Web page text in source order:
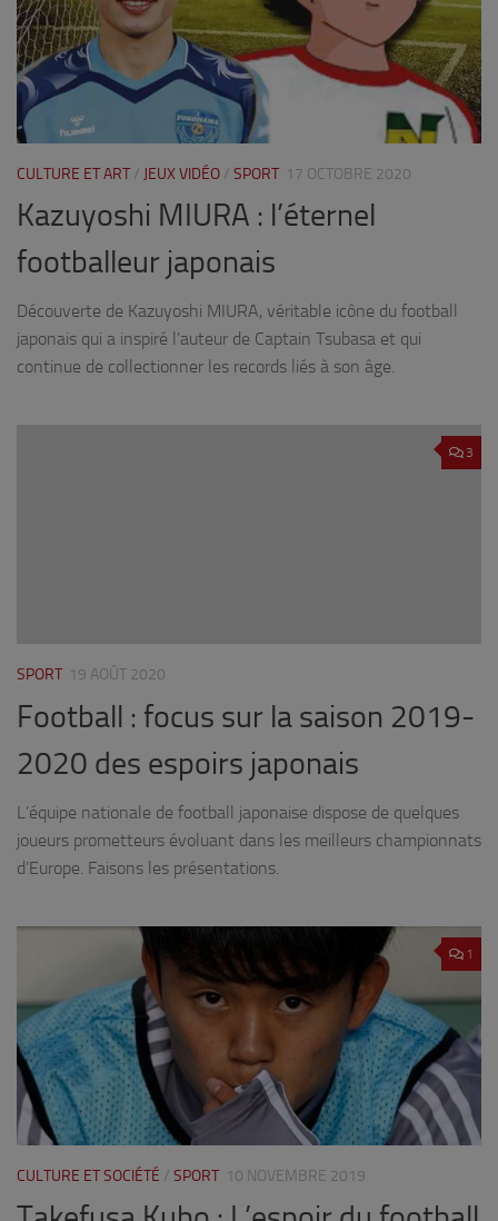
CULTURE ET ART / JEUX VIDÉO / SPORT 17 OCTOBRE 2020
Kazuyoshi MIURA : l’éternel
footballeur japonais
Découverte de Kazuyoshi MIURA, véritable icône du football
japonais qui a inspiré l’auteur de Captain Tsubasa et qui
continue de collectionner les records liés à son âge.
3
SPORT 19 AOÛT 2020
Football : focus sur la saison 2019-
2020 des espoirs japonais
L’équipe nationale de football japonaise dispose de quelques
joueurs prometteurs évoluant dans les meilleurs championnats
d’Europe. Faisons les présentations.
1
CULTURE ET SOCIÉTÉ / SPORT 10 NOVEMBRE 2019